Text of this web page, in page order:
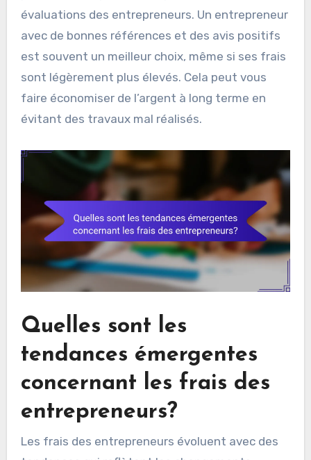
sur la qualité du travail, le respect des délais et
la communication. Cela peut vous donner une
idée claire de ce à quoi vous attendre.
En outre, consultez les avis en ligne et les
plateformes spécialisées pour voir les
avec de bonnes références et des avis positifs
est souvent un meilleur choix, même si ses frais
sont légèrement plus élevés. Cela peut vous
faire économiser de l’argent à long terme en
évitant des travaux mal réalisés.
Quelles sont les